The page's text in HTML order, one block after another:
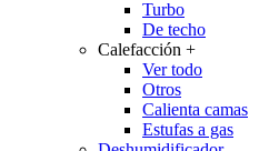
Turbo
De techo
Calefacción +
Ver todo
Otros
Calienta camas
Estufas a gas